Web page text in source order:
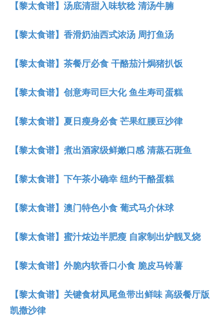
【黎太食谱】汤底清甜入味软稔 清汤牛腩
【黎太食谱】香滑奶油西式浓汤 周打鱼汤
【黎太食谱】茶餐厅必食 干酪茄汁焗猪扒饭
【黎太食谱】创意寿司巨大化 鱼生寿司蛋糕
【黎太食谱】夏日瘦身必食 芒果红腰豆沙律
【黎太食谱】煮出酒家级鲜嫩口感 清蒸石斑鱼
【黎太食谱】下午茶小确幸 纽约干酪蛋糕
【黎太食谱】澳门特色小食 葡式马介休球
【黎太食谱】蜜汁㶶边半肥瘦 自家制出炉靓叉烧
【黎太食谱】外脆内软香口小食 脆皮马铃薯
【黎太食谱】关键食材凤尾鱼带出鲜味 高级餐厅版
凯撒沙律